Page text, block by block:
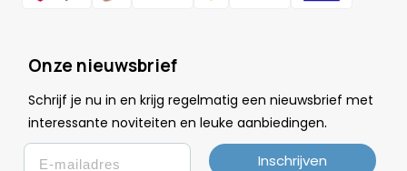
Onze nieuwsbrief
Schrijf je nu in en krijg regelmatig een nieuwsbrief met
interessante noviteiten en leuke aanbiedingen.
Email
Inschrijven